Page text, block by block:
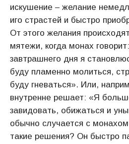
искушение – желание
иго страстей и быстро
От этого желания
мятежи, когда монах
завтрашнего дня я
буду пламенно молиться,
буду гневаться». Или,
внутренне решает: «Я
завидовать, обижаться и
обычно случается с
такие решения? Он быстро